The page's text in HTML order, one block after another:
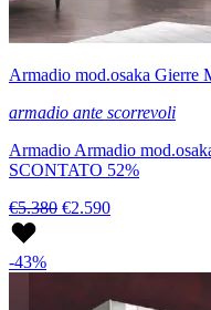
Armadio mod.osaka Gierre
armadio ante scorrevoli
Armadio Armadio
SCONTATO 52%
€5.380 €2.590
-43%